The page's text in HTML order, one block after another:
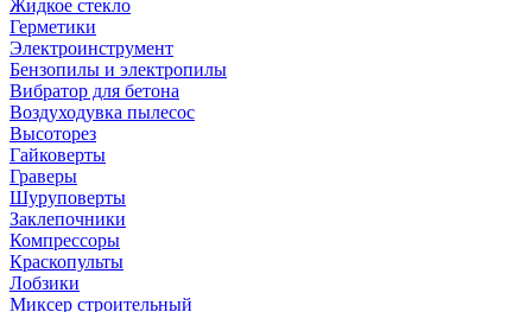
Жидкое стекло
Герметики
Электроинструмент
Бензопилы и электропилы
Вибратор для бетона
Воздуходувка пылесос
Высоторез
Гайковерты
Граверы
Шуруповерты
Заклепочники
Компрессоры
Краскопульты
Лобзики
Миксер строительный